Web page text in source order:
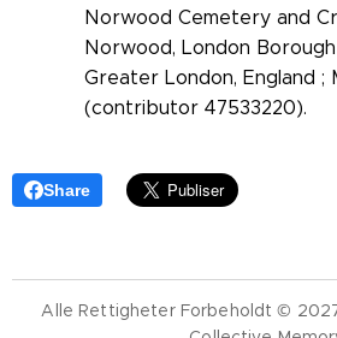
Norwood Cemetery and
Norwood, London
Greater London, England ;
(contributor 47533220).
Share
Alle Rettigheter Forbeholdt ©